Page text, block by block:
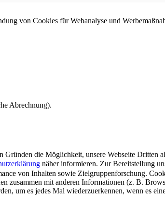
von Cookies für Webanalyse und
Abrechnung).
die Möglichkeit, unsere Webseite Dritten
näher informieren. Zur Bereitstellung
von Inhalten sowie Zielgruppenforschung.
zusammen mit anderen Informationen (z. B.
um es jedes Mal wiederzuerkennen, wenn es